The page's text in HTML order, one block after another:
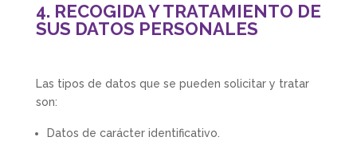
4. RECOGIDA Y TRATAMIENTO DE
SUS DATOS PERSONALES
Las tipos de datos que se pueden solicitar y tratar
son:
Datos de carácter identificativo.